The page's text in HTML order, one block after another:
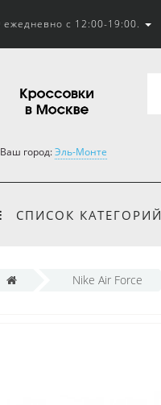
ежедневно с 12:00-19:00.
Ваш город:Эль-Монте
СПИСОК КАТЕГОРИЙ
Nike Air Force